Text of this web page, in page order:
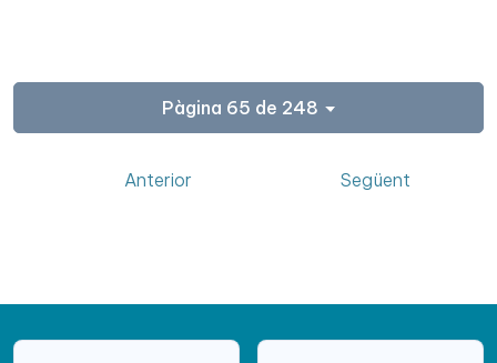
Pàgina 65 de 248
Anterior Següent